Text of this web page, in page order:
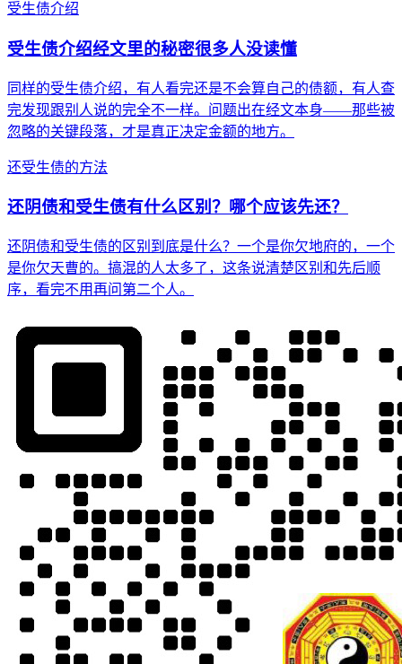
受生债介绍
受生债介绍经文里的秘密很多人没读懂
同样的受生债介绍，有人看完还是不会算自己的债额，有人查
完发现跟别人说的完全不一样。问题出在经文本身——那些被
忽略的关键段落，才是真正决定金额的地方。
还受生债的方法
还阴债和受生债有什么区别？哪个应该先还？
还阴债和受生债的区别到底是什么？一个是你欠地府的，一个
是你欠天曹的。搞混的人太多了，这条说清楚区别和先后顺
序，看完不用再问第二个人。